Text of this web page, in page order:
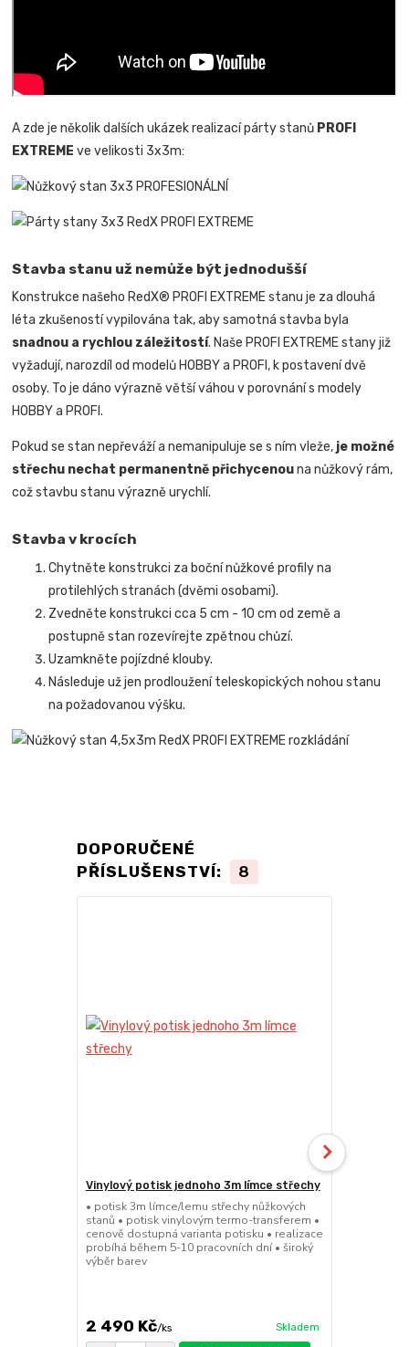
A zde je několik dalších ukázek realizací párty stanů PROFI
EXTREME ve velikosti 3x3m:
Stavba stanu už nemůže být jednodušší
Konstrukce našeho RedX® PROFI EXTREME stanu je za dlouhá
léta zkušeností vypilována tak, aby samotná stavba byla
snadnou a rychlou záležitostí. Naše PROFI EXTREME stany již
vyžadují, narozdíl od modelů HOBBY a PROFI, k postavení dvě
osoby. To je dáno výrazně větší váhou v porovnání s modely
HOBBY a PROFI.
Pokud se stan nepřeváží a nemanipuluje se s ním vleže, je možné
střechu nechat permanentně přichycenouna nůžkový rám,
což stavbu stanu výrazně urychlí.
Stavba v krocích
Chytněte konstrukci za boční nůžkové profily na
protilehlých stranách (dvěmi osobami).
Zvedněte konstrukci cca 5 cm - 10 cm od země a
postupně stan rozevírejte zpětnou chůzí.
Uzamkněte pojízdné klouby.
Následuje už jen prodloužení teleskopických nohou stanu
na požadovanou výšku.
DOPORUČENÉ
PŘÍSLUŠENSTVÍ:
8
Vinylový potisk jednoho 3m límce střechy
• potisk 3m límce/lemu střechy nůžkových
stanů • potisk vinylovým termo-transferem •
cenově dostupná varianta potisku • realizace
probíhá během 5-10 pracovních dní • široký
výběr barev
2 490 Kč/ks Skladem